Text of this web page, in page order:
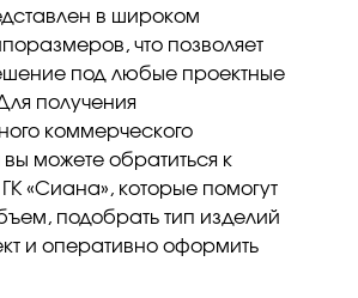
в широком
что позволяет
под любые проектные
получения
коммерческого
можете обратиться к
«Сиана», которые помогут
подобрать тип изделий
и оперативно оформить